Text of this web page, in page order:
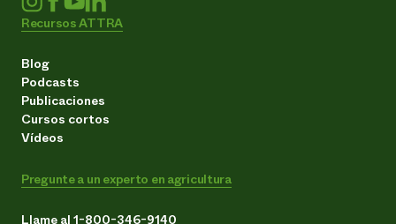
Recursos ATTRA
Blog
Podcasts
Publicaciones
Cursos cortos
Vídeos
Pregunte a un experto en agricultura
Llame al 1-800-346-9140